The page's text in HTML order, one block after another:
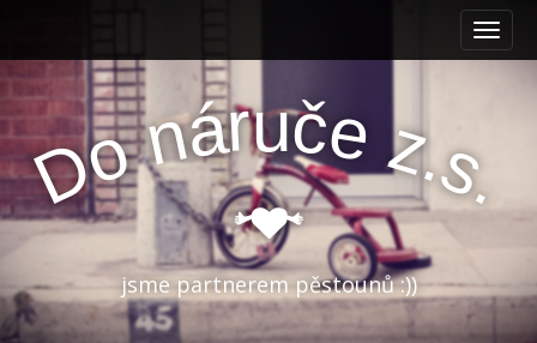
m
e
n
u
i
o
n
n
t
Donáruče z.
s
.
jsme partnerem pěstounů :))